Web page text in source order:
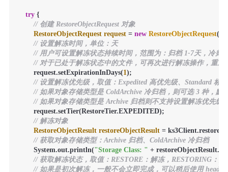
try {
// 创建 RestoreObjectRequest 对象
RestoreObjectRequest request = new RestoreObjectRequest(
// 设置解冻时间，单位：天
// 用户可设置解冻状态持续时间，范围为：归档 1-7天，冷归
// 对于已处于解冻状态中的文件，可再次进行解冻操作，重
        request.setExpirationInDays(
1);
// 设置解冻优先级，取值：Expedited 高优先级、Standard 标
// 如果对象存储类型是 ColdArchive 冷归档，则可选 3 种，默
// 如果对象存储类型是 Archive 归档则不支持设置解冻优先级
        request.setTier(RestoreTier.EXPEDITED);
// 解冻对象
RestoreObjectResult restoreObjectResult =
// 获取对象存储类型：Archive 归档、ColdArchive 冷归档
        System.out.println(
"Storage Class: " +
// 获取解冻状态，取值：RESTORE：解冻，RESTORING：
// 如果是初次解冻，一般不会立即完成，可以稍后使用